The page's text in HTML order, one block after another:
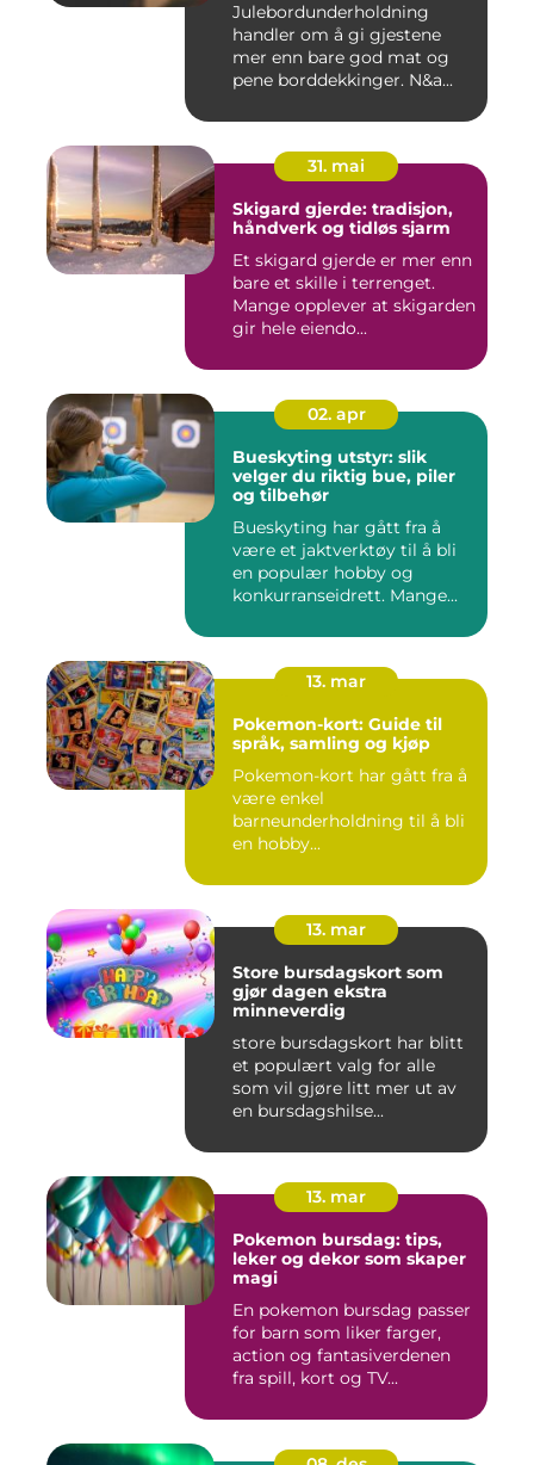
Julebordunderholdning
handler om å gi gjestene
mer enn bare god mat og
pene borddekkinger. N&a...
31. mai
Skigard gjerde: tradisjon,
håndverk og tidløs sjarm
Et skigard gjerde er mer enn
bare et skille i terrenget.
Mange opplever at skigarden
gir hele eiendo...
02. apr
Bueskyting utstyr: slik
velger du riktig bue, piler
og tilbehør
Bueskyting har gått fra å
være et jaktverktøy til å bli
en populær hobby og
konkurranseidrett. Mange...
13. mar
Pokemon-kort: Guide til
språk, samling og kjøp
Pokemon-kort har gått fra å
være enkel
barneunderholdning til å bli
en hobby...
13. mar
Store bursdagskort som
gjør dagen ekstra
minneverdig
store bursdagskort har blitt
et populært valg for alle
som vil gjøre litt mer ut av
en bursdagshilse...
13. mar
Pokemon bursdag: tips,
leker og dekor som skaper
magi
En pokemon bursdag passer
for barn som liker farger,
action og fantasiverdenen
fra spill, kort og TV...